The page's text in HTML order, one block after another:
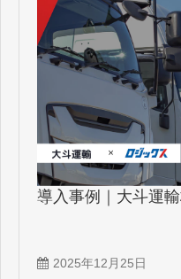
導入事例｜大斗運
2025年12月25日